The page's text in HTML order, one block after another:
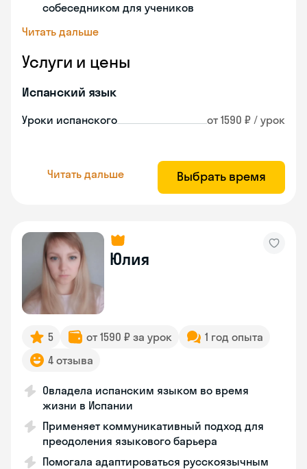
собеседником для учеников
Читать дальше
Услуги и цены
Испанский язык
Уроки испанского от 1590 ₽ / урок
Читать дальше Выбрать время
Юлия
5 от 1590 ₽ за урок
1 год опыта
4 отзыва
Овладела испанским языком во время
жизни в Испании
Применяет коммуникативный подход для
преодоления языкового барьера
Помогала адаптироваться русскоязычным